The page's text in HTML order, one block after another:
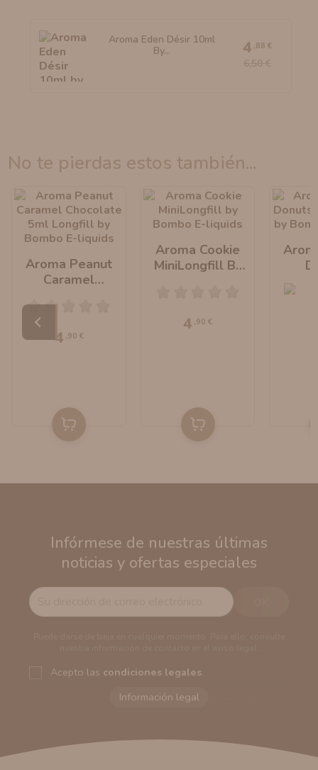
Aroma Eden Désir 10ml
By...
4 ,88 €
no te pierdas estos también...
Aroma Peanut
Caramel
MiniLongfill By
Bombo E-Liquids
4 ,90 €
Aroma Cookie
MiniLongfill By
4 ,90 €
Infórmese de nuestras últimas
noticias y ofertas especiales
Acepto las condiciones legales.
Responsable del tratamiento: VAPERS GROUPS
194. Cp: 41909. Salteras - Sevilla (España)